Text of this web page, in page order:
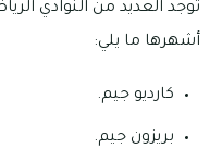
توجد العديد من النوادي
أشهرها ما يلي:
كارديو جيم.
بريزون جيم.